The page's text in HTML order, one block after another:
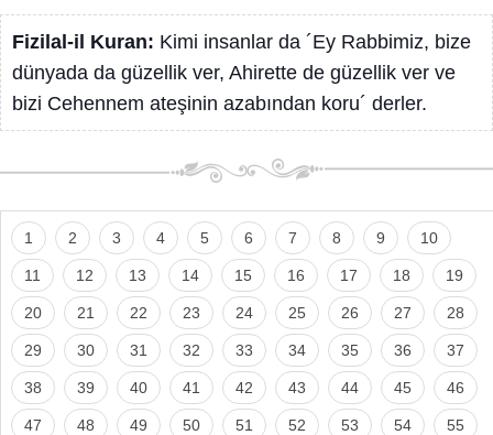
Fizilal-il Kuran: Kimi insanlar da ´Ey Rabbimiz, bize
dünyada da güzellik ver, Ahirette de güzellik ver ve
bizi Cehennem ateşinin azabından koru´ derler.
1 2 3 4 5 6 7 8 9 10
11 12 13 14 15 16 17 18 19
20 21 22 23 24 25 26 27 28
29 30 31 32 33 34 35 36 37
38 39 40 41 42 43 44 45 46
47 48 49 50 51 52 53 54 55